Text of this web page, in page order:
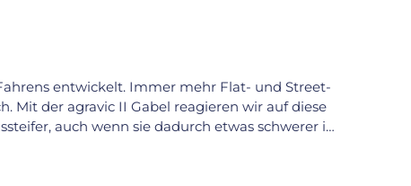
entwickelt. Immer mehr Flat- und Street-
Mit der agravic II Gabel reagieren wir auf diese
auch wenn sie dadurch etwas schwerer ist